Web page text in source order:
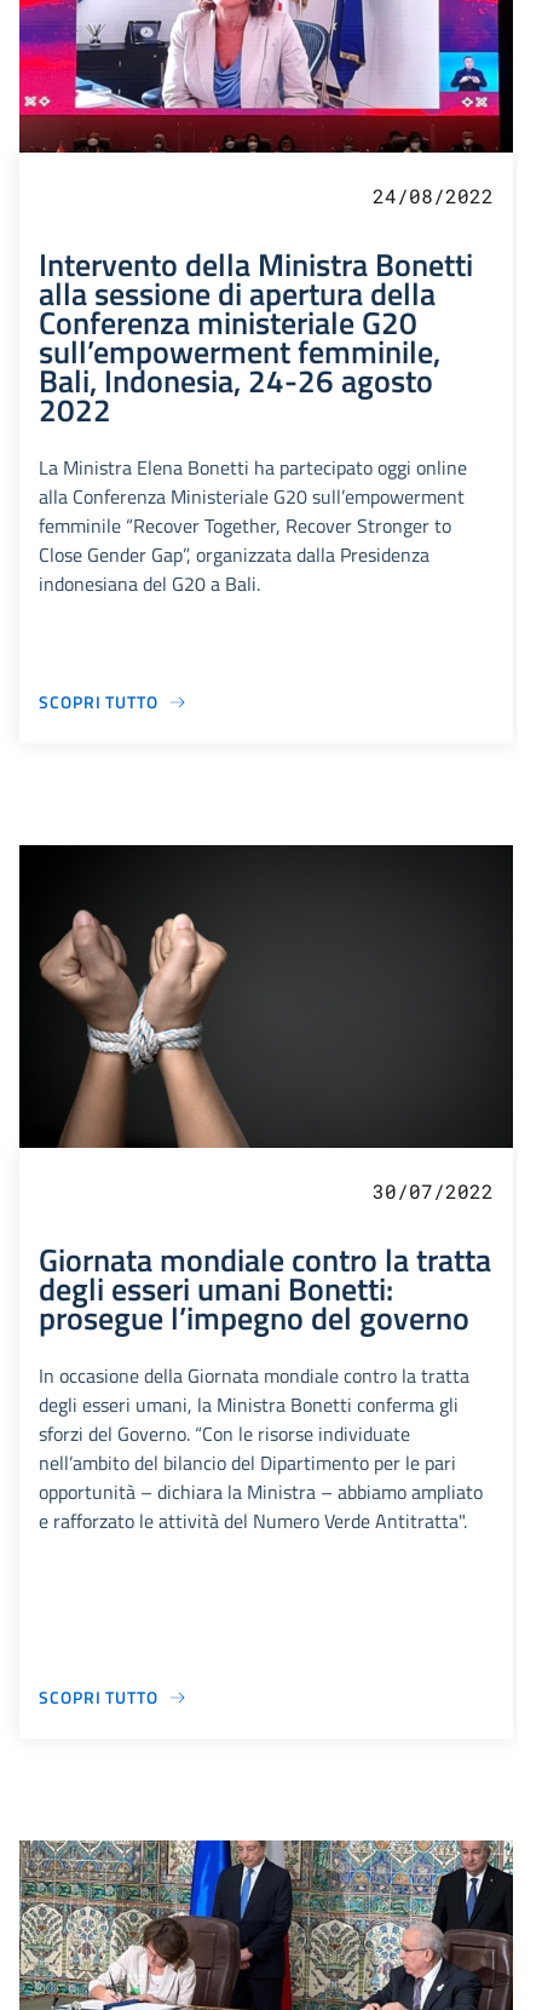
24/08/2022
Intervento della Ministra Bonetti
alla sessione di apertura della
Conferenza ministeriale G20
sull’empowerment femminile,
Bali, Indonesia, 24-26 agosto
2022
La Ministra Elena Bonetti ha partecipato oggi online
alla Conferenza Ministeriale G20 sull’empowerment
femminile “Recover Together, Recover Stronger to
Close Gender Gap”, organizzata dalla Presidenza
indonesiana del G20 a Bali.
SCOPRI TUTTO
30/07/2022
Giornata mondiale contro la tratta
degli esseri umani Bonetti:
prosegue l’impegno del governo
In occasione della Giornata mondiale contro la tratta
degli esseri umani, la Ministra Bonetti conferma gli
sforzi del Governo. “Con le risorse individuate
nell’ambito del bilancio del Dipartimento per le pari
opportunità – dichiara la Ministra – abbiamo ampliato
e rafforzato le attività del Numero Verde Antitratta".
SCOPRI TUTTO